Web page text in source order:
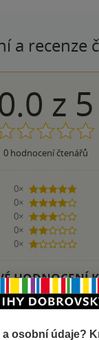
a recenze
z 5
0hodnocení čtenářů
0×
5 hvězdiček
0×
4 hvězdičky
0×
3 hvězdičky
0×
2 hvězdičky
0×
1 hvezdička
HODNOCENÍ
1 2 3 4 5
a osobní údaje?